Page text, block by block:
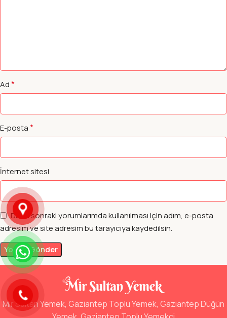
Ad*
E-posta*
İnternet sitesi
Daha sonraki yorumlarımda kullanılması için adım, e-posta
adresim ve site adresim bu tarayıcıya kaydedilsin.
Mir Sultan Yemek, Gaziantep Toplu Yemek, Gaziantep Düğün